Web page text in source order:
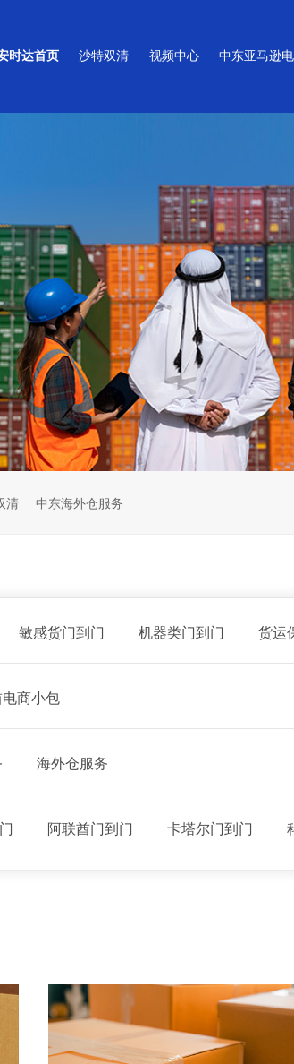
时达首页 沙特双清 视频中心 中东亚马逊
清 中东海外仓服务
敏感货门到门 机器类门到门 货运
商小包
海外仓服务
阿联酋门到门 卡塔尔门到门